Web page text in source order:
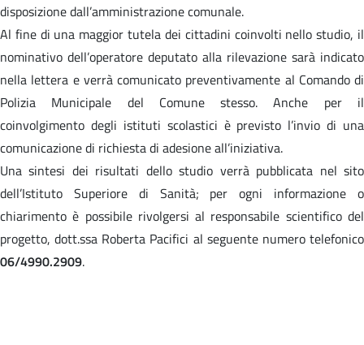
disposizione dall’amministrazione comunale.
Al fine di una maggior tutela dei cittadini coinvolti nello studio, il
nominativo dell’operatore deputato alla rilevazione sarà indicato
nella lettera e verrà comunicato preventivamente al Comando di
Polizia Municipale del Comune stesso. Anche per il
coinvolgimento degli istituti scolastici è previsto l’invio di una
comunicazione di richiesta di adesione all’iniziativa.
Una sintesi dei risultati dello studio verrà pubblicata nel sito
dell’Istituto Superiore di Sanità; per ogni informazione o
chiarimento è possibile rivolgersi al responsabile scientifico del
progetto, dott.ssa Roberta Pacifici al seguente numero telefonico
06/4990.2909.